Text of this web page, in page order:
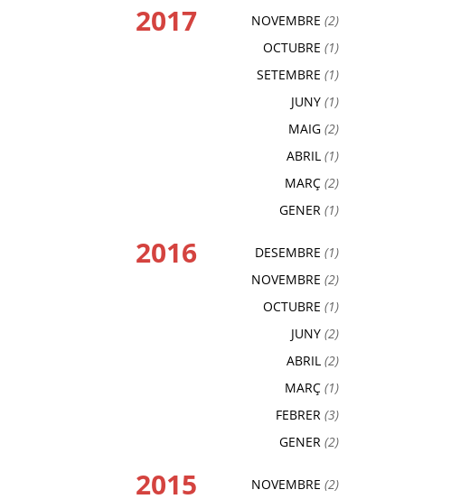
2017 NOVEMBRE (2)
OCTUBRE (1)
SETEMBRE (1)
JUNY (1)
MAIG (2)
ABRIL (1)
MARÇ (2)
GENER (1)
2016 DESEMBRE (1)
NOVEMBRE (2)
OCTUBRE (1)
JUNY (2)
ABRIL (2)
MARÇ (1)
FEBRER (3)
GENER (2)
2015 NOVEMBRE (2)